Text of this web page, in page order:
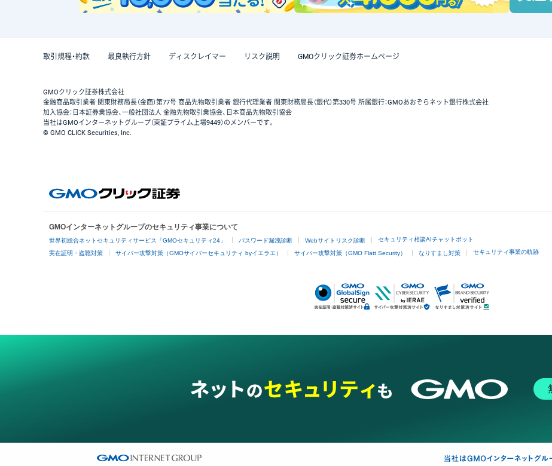
取引規程・約款 最良執行方針 ディスクレイマー リスク説明 GMOクリック証券ホームページ
GMOクリック証券株式会社
金融商品取引業者 関東財務局長（金商）第77号 商品先物取引業者 銀行代理業者 関東財務局長（銀代）第330号 所属銀行：GMOあおぞらネット銀行株式会社
加入協会：日本証券業協会、一般社団法人 金融先物取引業協会、日本商品先物取引協会
当社はGMOインターネットグループ（東証プライム上場9449）のメンバーです。
© GMO CLICK Securities, Inc.
GMOインターネットグループのセキュリティ事業について
世界初総合ネットセキュリティサービス「GMOセキュリティ24」 パスワード漏洩診断 Webサイトリスク診断 セキュリティ相談AIチャットボット
実在証明・盗聴対策 サイバー攻撃対策（GMOサイバーセキュリティ byイエラエ） サイバー攻撃対策（GMO Flatt Security） なりすまし対策 セキュリティ事業の軌跡